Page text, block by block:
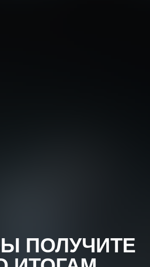
ПОЛУЧИТЕ